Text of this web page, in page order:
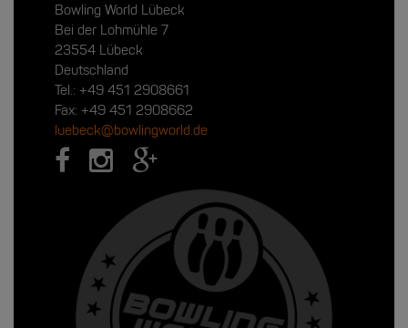
Bowling World Lübeck
Bei der Lohmühle 7
23554 Lübeck
Deutschland
Tel.: +49 451 2908661
Fax: +49 451 2908662
luebeck@bowlingworld.de